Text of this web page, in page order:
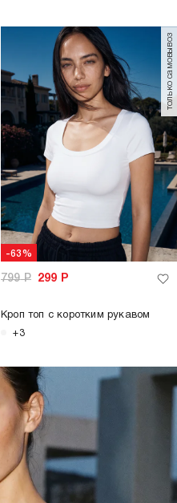
-63%
только самовывоз
799Р 299 Р
Кроп топ с коротким рукавом
+3